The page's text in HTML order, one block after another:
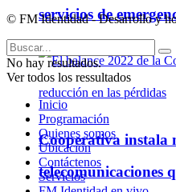
servicios de
Cooperativa instala
telecomunicaciones
© FM Identidad - Desarrollo y
No hay resultados.
Ver todos los ressultados
Inicio
Programación
Quienes somos
Ubicación
Contáctenos
Servicios